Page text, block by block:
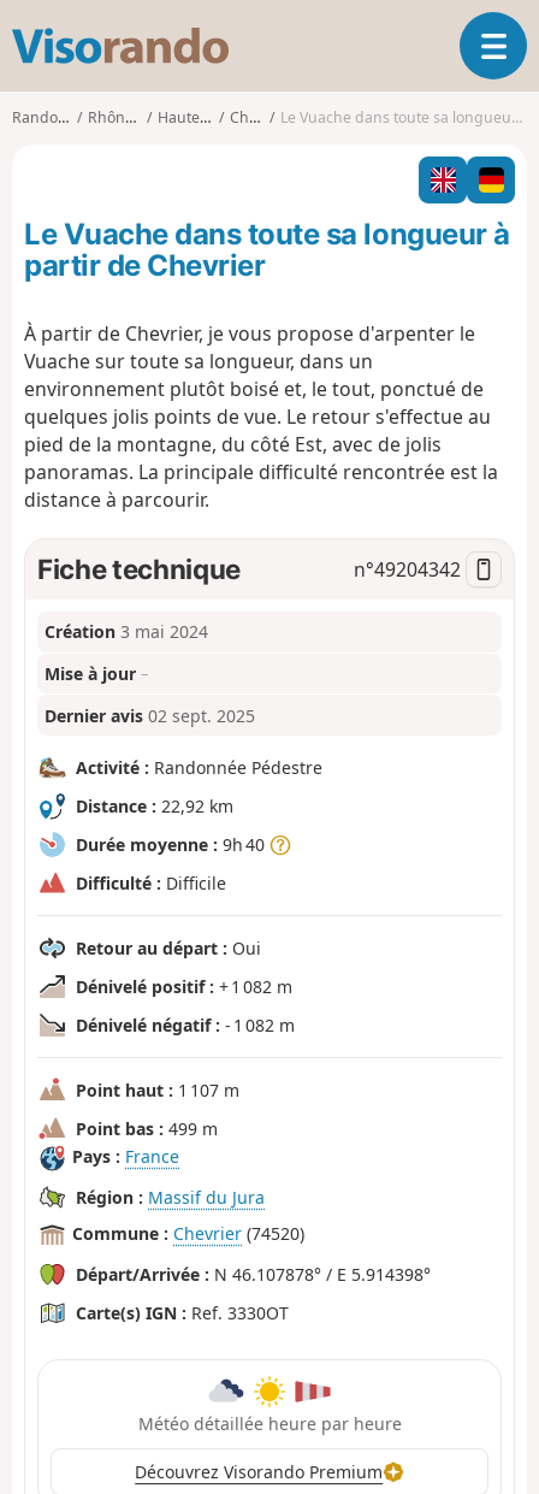
s
o
o
O
u
i
r
l
a
n
Randonnées Rhône-Alpes Haute-Savoie Chevrier Le Vuache dans toute sa longueur à partir de Chevrier
Le Vuache dans toute sa longueur à
partir de Chevrier
À partir de Chevrier, je vous propose d'arpenter le
Vuache sur toute sa longueur, dans un
environnement plutôt boisé et, le tout, ponctué de
quelques jolis points de vue. Le retour s'effectue au
pied de la montagne, du côté Est, avec de jolis
panoramas. La principale difficulté rencontrée est la
distance à parcourir.
Fiche technique n°49204342
Création 3 mai 2024
Mise à jour –
Dernier avis 02 sept. 2025
Activité : Randonnée Pédestre
Distance : 22,92 km
Durée moyenne : 9h 40
Difficulté : Difficile
Retour au départ : Oui
Dénivelé positif : + 1 082 m
Dénivelé négatif : - 1 082 m
Point haut : 1 107 m
Point bas : 499 m
Pays : France
Région : Massif du Jura
Commune : Chevrier (74520)
Départ/Arrivée : N 46.107878° / E 5.914398°
Carte(s) IGN : Ref. 3330OT
Météo détaillée heure par heure
Découvrez Visorando Premium